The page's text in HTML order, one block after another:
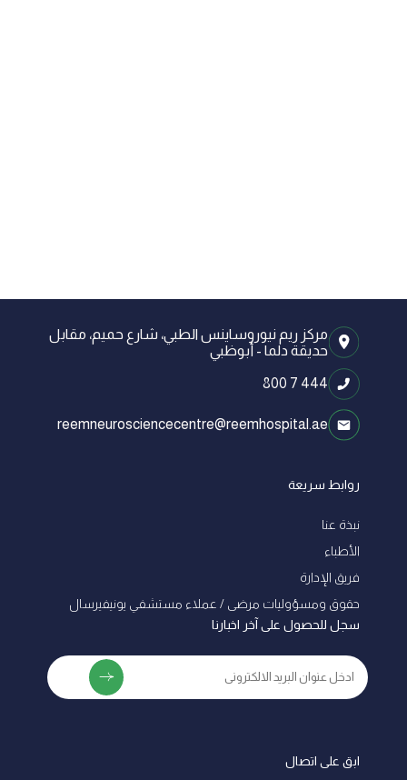
مركز ريم نيوروساينس الطبي، شارع حميم، مقابل
حديقة دلما - أبوظبي
800 7 444
reemneurosciencecentre@reemhospital.ae
روابط سريعة
نبذة عنا
الأطباء
فريق الإدارة
ﺣﻘﻮق وﻣﺴﺆوﻟﻴﺎت ﻣﺮﺿﻰ / ﻋﻤﻼء ﻣﺴﺘﺸﻔﻲ ﻳﻮﻧﻴﻔﻴﺮﺳﺎل
سجل للحصول على آخر اخبارنا
ابق على اتصال